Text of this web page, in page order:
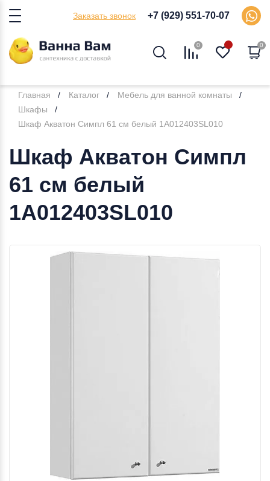
Заказать звонок +7 (929) 551-70-07
0 0
Главная Каталог
Мебель для ванной комнаты
Шкафы
Шкаф Акватон Симпл 61 см белый 1A012403SL010
Шкаф Акватон Симпл
61 см белый
1A012403SL010